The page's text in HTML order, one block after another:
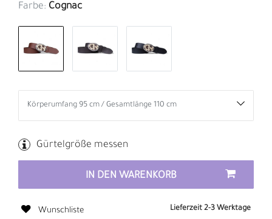
Farbe: Cognac
Gürtelgröße messen
IN DEN WARENKORB
Wunschliste Lieferzeit 2-3 Werktage